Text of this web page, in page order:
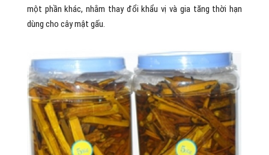
một phần khác, nhằm thay đổi khẩu vị và gia tăng thời hạn
dùng cho cây mật gấu.